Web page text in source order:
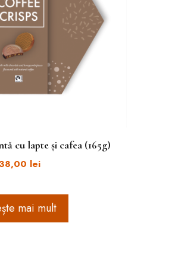
cu lapte și cafea (165g)
lei
mai mult